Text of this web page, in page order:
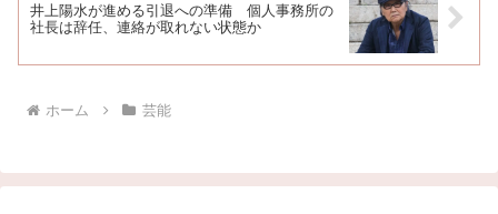
井上陽水が進める引退への準備 個人事務所の
社長は辞任、連絡が取れない状態か
ホーム 芸能